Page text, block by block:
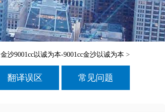
金沙9001cc以诚为本-9001cc金沙以诚为本 >
翻译误区 常见问题